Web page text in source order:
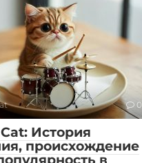
0
История
происхождение